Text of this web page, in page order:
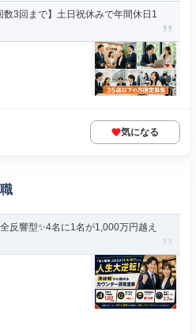
数3回まで】土日祝休みで年間休日1
気になる
反響型✨4名に1名が1,000万円越え